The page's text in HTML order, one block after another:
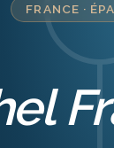
FRANCE ·